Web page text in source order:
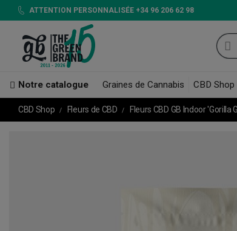
ATTENTION PERSONNALISÉE +34 96 206 62 98
Notre catalogue Graines de Cannabis CBD Shop
CBD Shop Fleurs de CBD Fleurs CBD GB Indoor 'Gorilla